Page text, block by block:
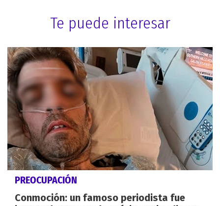
Te puede interesar
PREOCUPACIÓN
Conmoción: un famoso periodista fue